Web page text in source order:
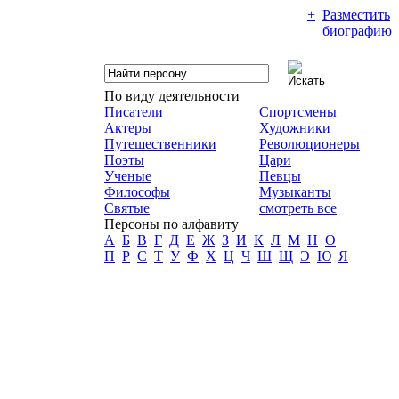
+ Разместить
биографию
По виду деятельности
Писатели
Актеры
Путешественники
Поэты
Ученые
Философы
Святые
Спортсмены
Художники
Революционеры
Цари
Певцы
Музыканты
смотреть все
Персоны по алфавиту
А Б В Г Д Е Ж З И К Л М Н О
П Р С Т У Ф Х Ц Ч Ш Щ Э Ю Я